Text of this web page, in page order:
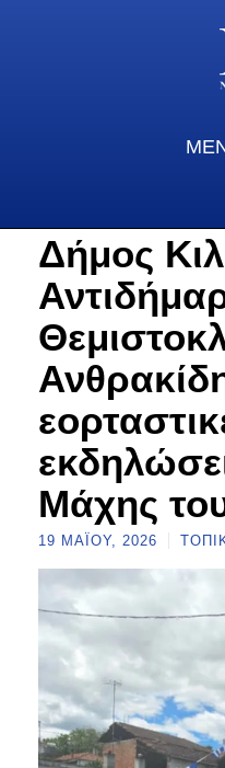
Δήμος
Μάχης
19 ΜΑΪ́ΟΥ, 2026